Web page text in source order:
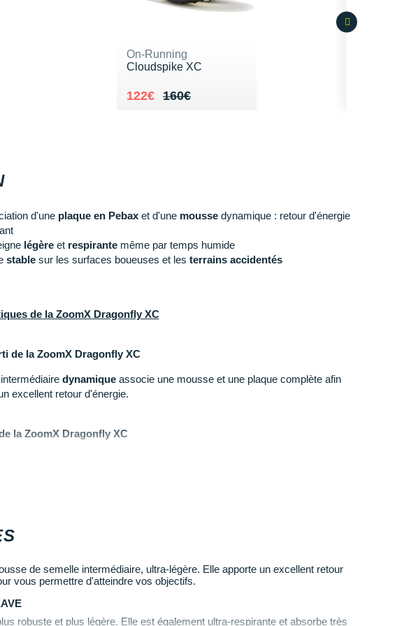
d'une plaque en Pebaxet d'une moussedynamique : retour d'énergie
légèreet respirante même par temps humide
stablesur les surfaces boueuses et les terrains accidentés
de la ZoomX Dragonfly XC
de la ZoomX Dragonfly XC
dynamiqueassocie une mousse et une plaque complète afin
excellent retour d'énergie.
la ZoomX Dragonfly XC
pied au sec.
de la semelle extérieure promet une bonne
amovibles : traction et maintien
et clé incluses
de semelle intermédiaire, ultra-légère. Elle apporte un excellent retour
vous permettre d'atteindre vos objectifs.
robuste et plus légère. Elle est également ultra-respirante et absorbe très
On-Running
Cloudspike XC
160€
Au lieu de 160€
122€
Vendu 122€